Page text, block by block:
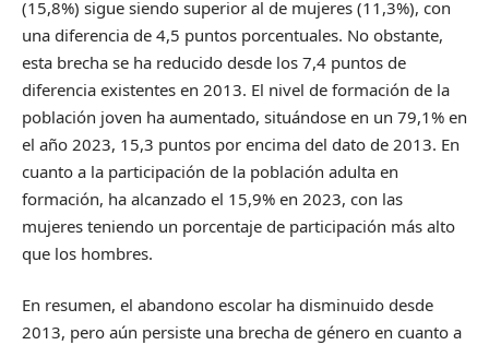
(15,8%) sigue siendo superior al de mujeres (11,3%), con
una diferencia de 4,5 puntos porcentuales. No obstante,
esta brecha se ha reducido desde los 7,4 puntos de
diferencia existentes en 2013. El nivel de formación de la
población joven ha aumentado, situándose en un 79,1% en
el año 2023, 15,3 puntos por encima del dato de 2013. En
cuanto a la participación de la población adulta en
formación, ha alcanzado el 15,9% en 2023, con las
mujeres teniendo un porcentaje de participación más alto
que los hombres.
En resumen, el abandono escolar ha disminuido desde
2013, pero aún persiste una brecha de género en cuanto a